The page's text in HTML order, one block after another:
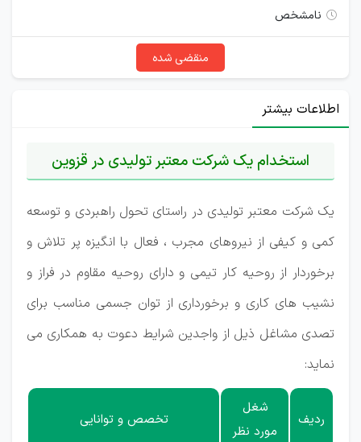
نامشخص
منقضی شده
اطلاعات بیشتر
استخدام یک شرکت معتبر تولیدی در قزوین
یک شرکت معتبر تولیدی در راستای تحول راهبردی و توسعه
کمی و کیفی از نیروهای مجرب ، فعال با انگیزه پر تلاش و
برخوردار از روحیه کار تیمی و دارای روحیه مقاوم در فراز و
نشیب های کاری و برخورداری از توان جسمی مناسب برای
تصدی مشاغل ذیل از واجدین شرایط دعوت به همکاری می
نماید:
ردیف
شغل
مورد نظر
تخصص و توانایی